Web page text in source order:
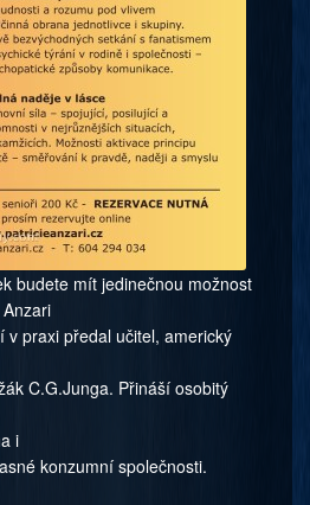
budete mít jedinečnou možnost
v praxi předal učitel, americký
C.G.Junga. Přináší osobitý
i
konzumní společnosti.